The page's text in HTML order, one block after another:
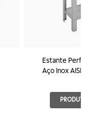
Estante
Aço Inox AISI
PRODUTO